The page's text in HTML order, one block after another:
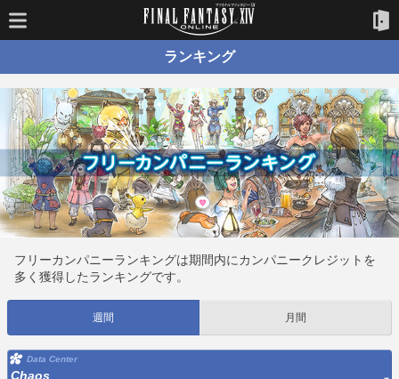
ランキング
フリーカンパニーランキングは期間内にカンパニークレジットを
多く獲得したランキングです。
週間 月間
Data Center
Chaos